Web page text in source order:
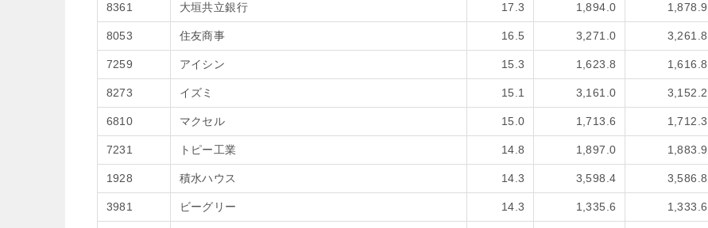
8361 大垣共立銀行 17.3 1,894.0 1,878.9
8053 住友商事 16.5 3,271.0 3,261.8
7259 アイシン 15.3 1,623.8 1,616.8
8273 イズミ 15.1 3,161.0 3,152.2
6810 マクセル 15.0 1,713.6 1,712.3
7231 トピー工業 14.8 1,897.0 1,883.9
1928 積水ハウス 14.3 3,598.4 3,586.8
3981 ビーグリー 14.3 1,335.6 1,333.6